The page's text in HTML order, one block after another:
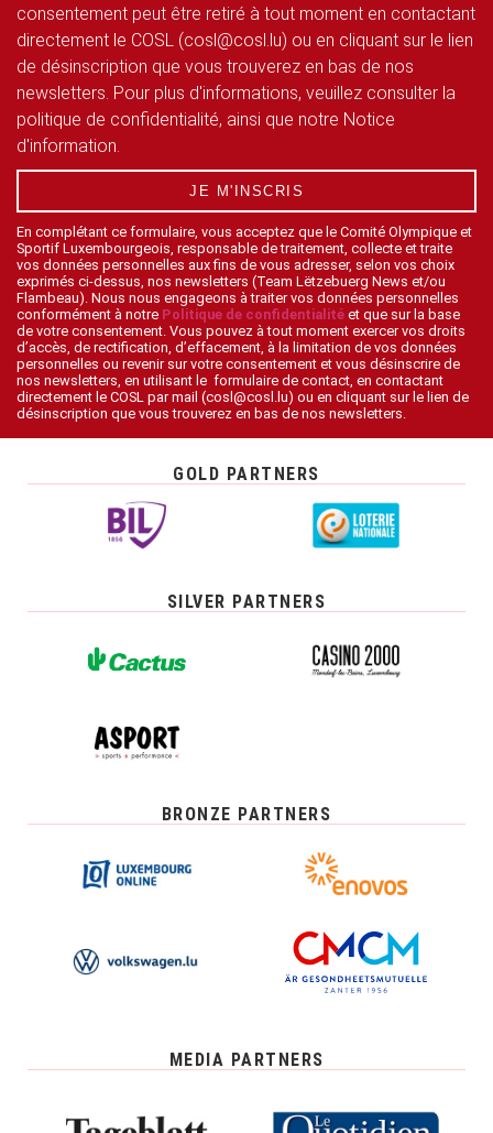
consentement peut être retiré à tout moment en contactant
directement le COSL (cosl@cosl.lu) ou en cliquant sur le lien
de désinscription que vous trouverez en bas de nos
newsletters. Pour plus d'informations, veuillez consulter la
politique de confidentialité, ainsi que notre Notice
d'information.
JE M'INSCRIS
En complétant ce formulaire, vous acceptez que le Comité Olympique et
Sportif Luxembourgeois, responsable de traitement, collecte et traite
vos données personnelles aux fins de vous adresser, selon vos choix
exprimés ci-dessus, nos newsletters (Team Lëtzebuerg News et/ou
Flambeau). Nous nous engageons à traiter vos données personnelles
conformément à notre Politique de confidentialité et que sur la base
de votre consentement. Vous pouvez à tout moment exercer vos droits
d’accès, de rectification, d’effacement, à la limitation de vos données
personnelles ou revenir sur votre consentement et vous désinscrire de
nos newsletters, en utilisant le formulaire de contact, en contactant
directement le COSL par mail (cosl@cosl.lu) ou en cliquant sur le lien de
désinscription que vous trouverez en bas de nos newsletters.
GOLD PARTNERS
SILVER PARTNERS
BRONZE PARTNERS
MEDIA PARTNERS